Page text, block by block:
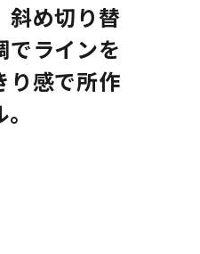
斜め切り替
でラインを
り感で所作